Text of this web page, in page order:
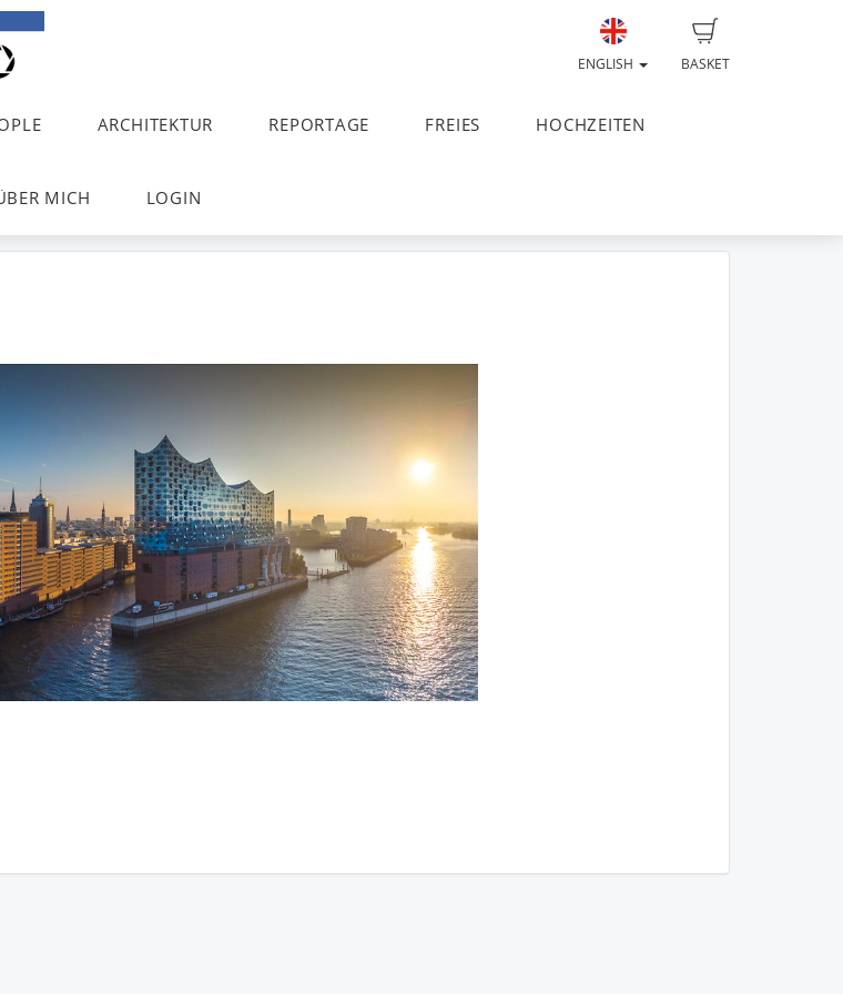
BASKET
ENGLISH
ARCHITEKTUR REPORTAGE FREIES HOCHZEITEN
MICH LOGIN